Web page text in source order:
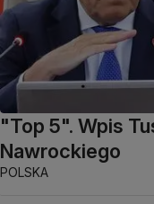
"Top 5". Wpis
Nawrockiego
POLSKA